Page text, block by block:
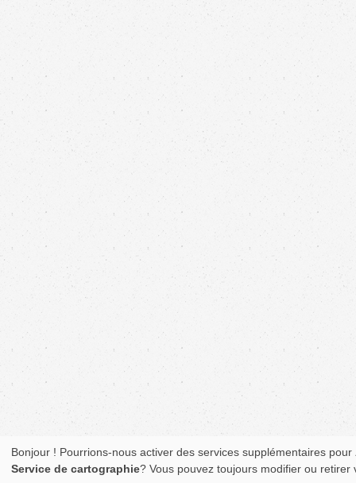
Bonjour ! Pourrions-nous activer des services supplémentaires pour
Service de cartographie? Vous pouvez toujours modifier ou